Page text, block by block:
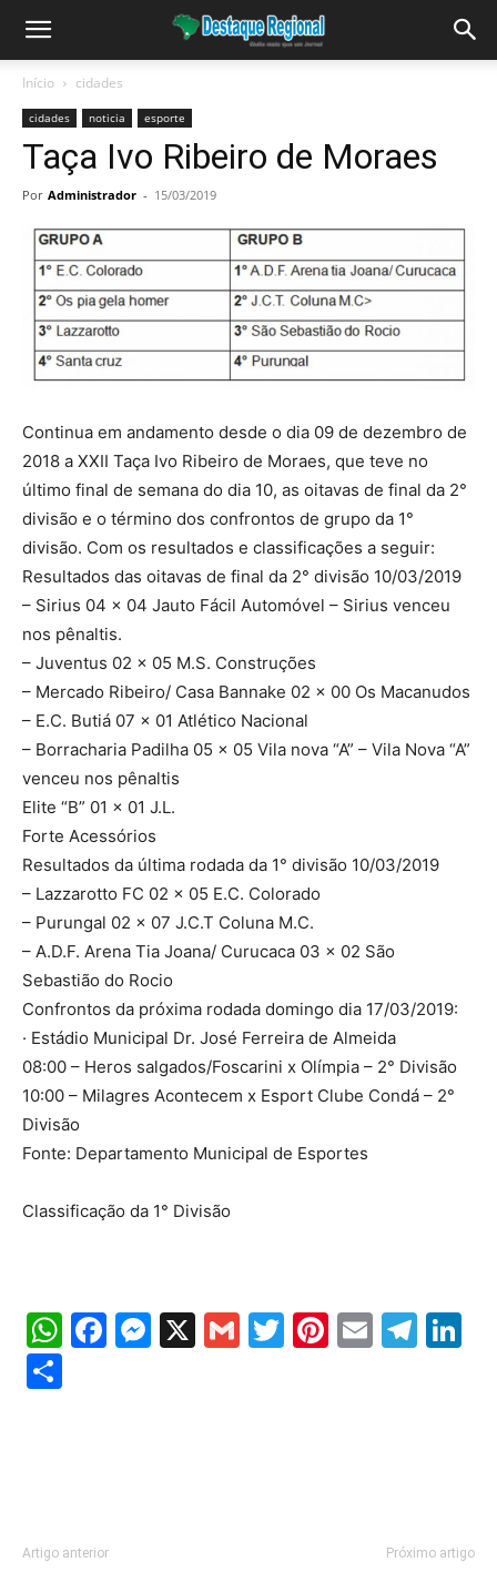
Início cidades
cidades noticia esporte
Taça Ivo Ribeiro de Moraes
Por Administrador - 15/03/2019
Continua em andamento desde o dia 09 de dezembro de
2018 a XXII Taça Ivo Ribeiro de Moraes, que teve no
último final de semana do dia 10, as oitavas de final da 2°
divisão e o término dos confrontos de grupo da 1°
divisão. Com os resultados e classificações a seguir:
Resultados das oitavas de final da 2° divisão 10/03/2019
– Sirius 04 x 04 Jauto Fácil Automóvel – Sirius venceu
nos pênaltis.
– Juventus 02 x 05 M.S. Construções
– Mercado Ribeiro/ Casa Bannake 02 x 00 Os Macanudos
– E.C. Butiá 07 x 01 Atlético Nacional
– Borracharia Padilha 05 x 05 Vila nova “A” – Vila Nova “A”
venceu nos pênaltis
Elite “B” 01 x 01 J.L.
Forte Acessórios
Resultados da última rodada da 1° divisão 10/03/2019
– Lazzarotto FC 02 x 05 E.C. Colorado
– Purungal 02 x 07 J.C.T Coluna M.C.
– A.D.F. Arena Tia Joana/ Curucaca 03 x 02 São
Sebastião do Rocio
Confrontos da próxima rodada domingo dia 17/03/2019:
· Estádio Municipal Dr. José Ferreira de Almeida
08:00 – Heros salgados/Foscarini x Olímpia – 2° Divisão
10:00 – Milagres Acontecem x Esport Clube Condá – 2°
Divisão
Fonte: Departamento Municipal de Esportes
Classificação da 1° Divisão
WhatsApp
Facebook
Messenger
X GmailTwitter
Pinterest
Email
Artigo anterior Próximo artigo